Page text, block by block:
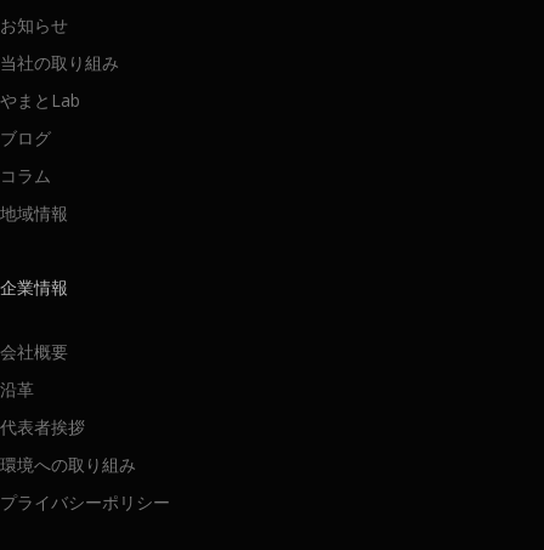
お知らせ
当社の取り組み
やまとLab
ブログ
コラム
地域情報
企業情報
会社概要
沿革
代表者挨拶
環境への取り組み
プライバシーポリシー